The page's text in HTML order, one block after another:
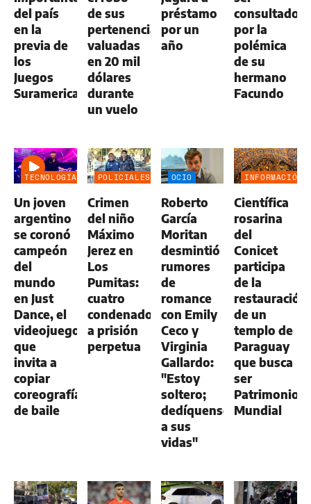
del país
en la
previa de
los
Juegos
Suramericanos
de sus
pertenencias
valuadas
en 20 mil
dólares
durante
un vuelo
préstamo
por un
año
consultado
por la
polémica
de su
hermano
Facundo
TECNOLOGÍA
Un joven
argentino
se coronó
campeón
del
mundo
en Just
Dance, el
videojuego
que
invita a
copiar
coreografías
de baile
POLICIALES
Crimen
del niño
Máximo
Jerez en
Los
Pumitas:
cuatro
condenados
a prisión
perpetua
OCIO
Roberto
García
Moritan
desmintió
rumores
de
romance
con Emily
Ceco y
Virginia
Gallardo:
"Estoy
soltero;
dedíquense
a sus
vidas"
INFORMACIÓN
Científica
rosarina
del
Conicet
participa
de la
restauración
de un
templo de
Paraguay
que busca
ser
Patrimonio
Mundial